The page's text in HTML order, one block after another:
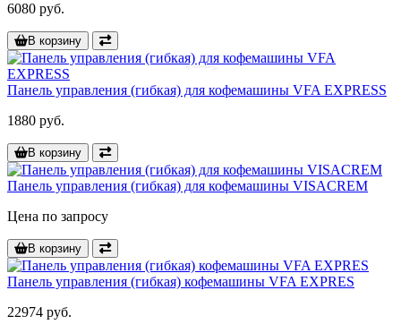
6080 руб.
В корзину
Панель управления (гибкая) для кофемашины VFA EXPRESS
1880 руб.
В корзину
Панель управления (гибкая) для кофемашины VISACREM
Цена по запросу
В корзину
Панель управления (гибкая) кофемашины VFA EXPRES
22974 руб.